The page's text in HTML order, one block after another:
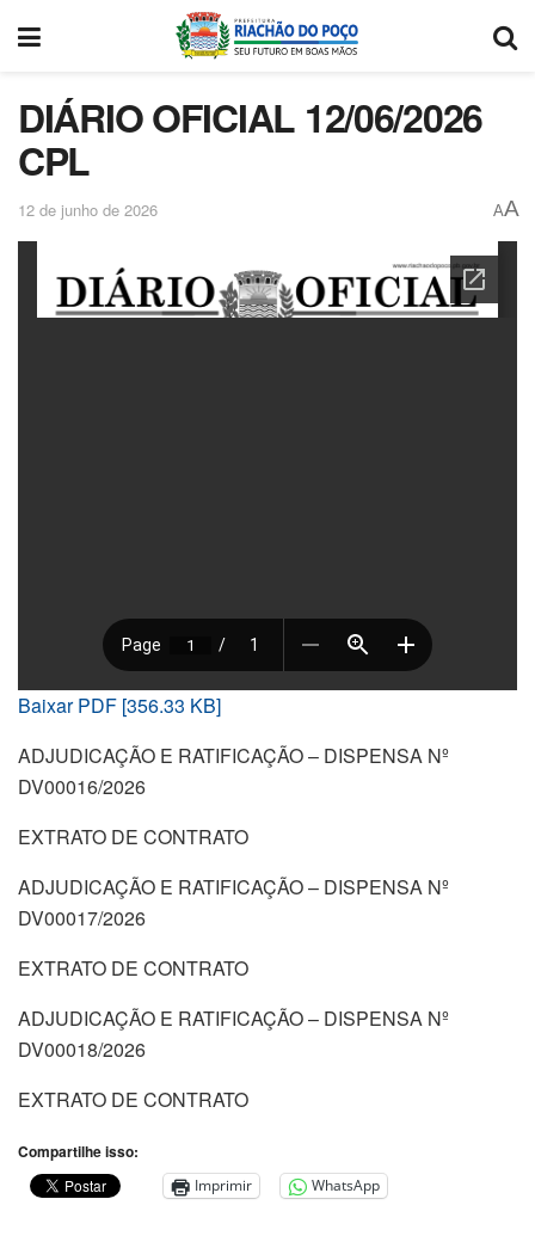
DIÁRIO OFICIAL 12/06/2026
CPL
12 de junho de 2026 AA
Baixar PDF [356.33 KB]
ADJUDICAÇÃO E RATIFICAÇÃO – DISPENSA Nº
DV00016/2026
EXTRATO DE CONTRATO
ADJUDICAÇÃO E RATIFICAÇÃO – DISPENSA Nº
DV00017/2026
EXTRATO DE CONTRATO
ADJUDICAÇÃO E RATIFICAÇÃO – DISPENSA Nº
DV00018/2026
EXTRATO DE CONTRATO
Compartilhe isso:
Imprimir WhatsApp